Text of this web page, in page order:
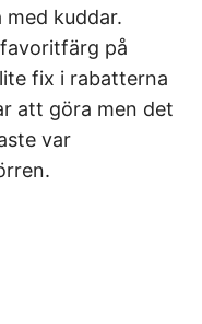
kuddar.
på
fix i rabatterna
att göra men det
var